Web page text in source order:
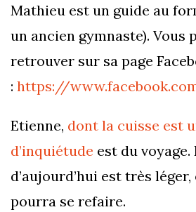
Mathieu est un guide au
un ancien gymnaste). Vous
retrouver sur sa page
: https://
Etienne, dont la cuisse est
d’inquiétude est du
d’aujourd’hui est très léger,
pourra se refaire.